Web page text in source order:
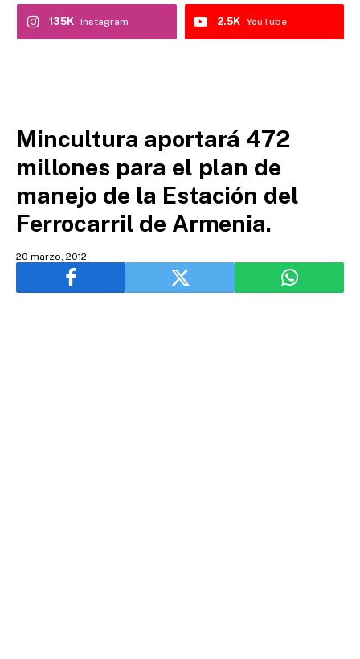
Instagram
135K YouTube
2.5K
Mincultura aportará 472
millones para el plan de
manejo de la Estación del
Ferrocarril de Armenia.
20 marzo, 2012